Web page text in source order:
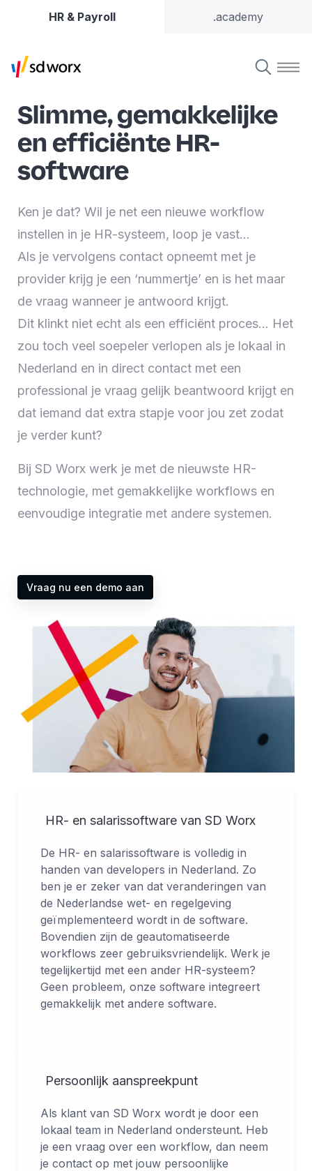
HR & Payroll .academy
Slimme, gemakkelijke
en efficiënte HR-
software
Ken je dat? Wil je net een nieuwe workflow
instellen in je HR-systeem, loop je vast…
Als je vervolgens contact opneemt met je
provider krijg je een ‘nummertje’ en is het maar
de vraag wanneer je antwoord krijgt.
Dit klinkt niet echt als een efficiënt proces… Het
zou toch veel soepeler verlopen als je lokaal in
Nederland en in direct contact met een
professional je vraag gelijk beantwoord krijgt en
dat iemand dat extra stapje voor jou zet zodat
je verder kunt?
Bij SD Worx werk je met de nieuwste HR-
technologie, met gemakkelijke workflows en
eenvoudige integratie met andere systemen.
Vraag nu een demo aan
HR- en salarissoftware van SD Worx
De HR- en salarissoftware is volledig in
handen van developers in Nederland. Zo
ben je er zeker van dat veranderingen van
de Nederlandse wet- en regelgeving
geïmplementeerd wordt in de software.
Bovendien zijn de geautomatiseerde
workflows zeer gebruiksvriendelijk. Werk je
tegelijkertijd met een ander HR-systeem?
Geen probleem, onze software integreert
gemakkelijk met andere software.
Persoonlijk aanspreekpunt
Als klant van SD Worx wordt je door een
lokaal team in Nederland ondersteunt. Heb
je een vraag over een workflow, dan neem
je contact op met jouw persoonlijke